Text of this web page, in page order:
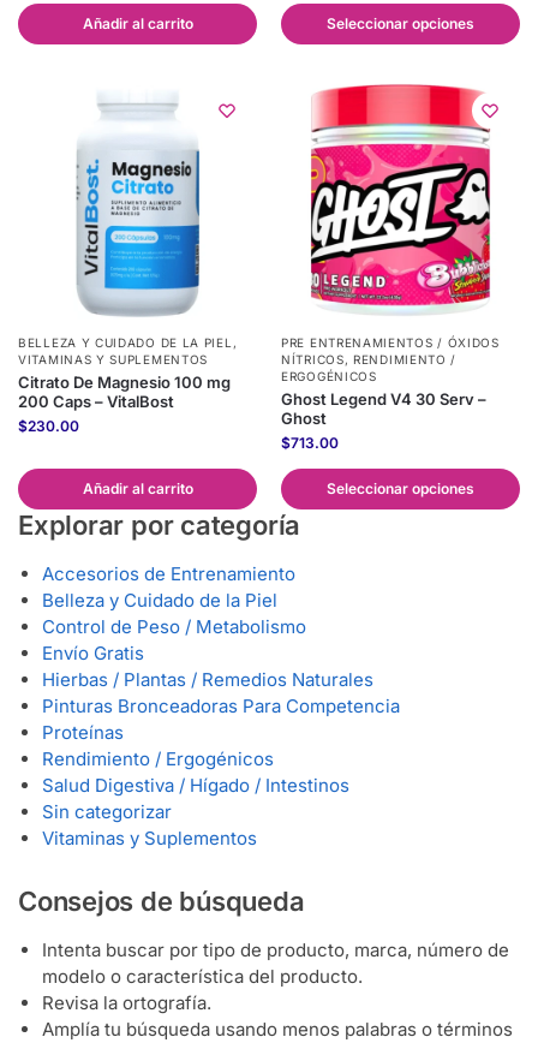
Añadir al carrito Seleccionar opciones
BELLEZA Y CUIDADO DE LA PIEL ,
VITAMINAS Y SUPLEMENTOS
Citrato De Magnesio 100 mg
200 Caps – VitalBost
$230.00
Añadir al carrito
PRE ENTRENAMIENTOS / ÓXIDOS
NÍTRICOS,RENDIMIENTO /
ERGOGÉNICOS
Ghost Legend V4 30 Serv –
Ghost
$713.00
Seleccionar opciones
Explorar por categoría
Accesorios de Entrenamiento
Belleza y Cuidado de la Piel
Control de Peso / Metabolismo
Envío Gratis
Hierbas / Plantas / Remedios Naturales
Pinturas Bronceadoras Para Competencia
Proteínas
Rendimiento / Ergogénicos
Salud Digestiva / Hígado / Intestinos
Sin categorizar
Vitaminas y Suplementos
Consejos de búsqueda
Intenta buscar por tipo de producto, marca, número de
modelo o característica del producto.
Revisa la ortografía.
Amplía tu búsqueda usando menos palabras o términos